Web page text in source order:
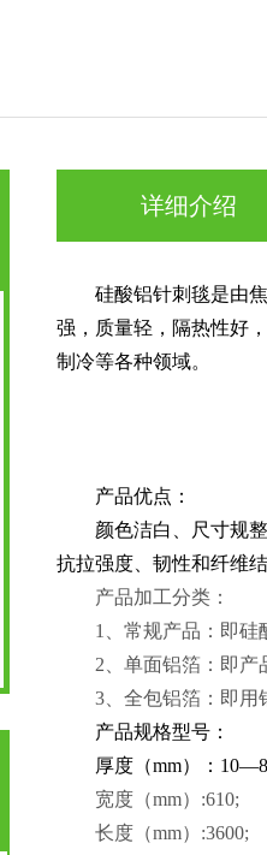
详细介绍
硅酸铝针刺毯是由
强，质量轻，隔热性好
制冷等各种领域。
产品优点：
颜色洁白、尺寸规
抗拉强度、韧性和纤维
产品加工分类：
1、常规产品：即硅
2、单面铝箔：即产
3、全包铝箔：即用
产品规格型号：
厚度（mm）：
宽度（mm）:610;
长度（mm）:3600;